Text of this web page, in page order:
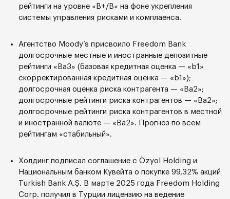
рейтинги на уровне «В+/В» на фоне укрепления
системы управления рисками и комплаенса.
Агентство Moody’s присвоило Freedom Bank
долгосрочные местные и иностранные депозитные
рейтинги «Ba3» (базовая кредитная оценка — «b1»
скорректированная кредитная оценка — «b1»);
долгосрочная оценка риска контрагента — «Ba2»;
долгосрочные рейтинги риска контрагентов — «Ba2»;
долгосрочные рейтинги риска контрагентов в местной
и иностранной валюте — «Ba2». Прогноз по всем
рейтингам «стабильный».
Холдинг подписал соглашение с Özyol Holding и
Национальным банком Кувейта о покупке 99,32% акций
Turkish Bank A.Ş. В марте 2025 года Freedom Holding
Corp. получил в Турции лицензию на ведение